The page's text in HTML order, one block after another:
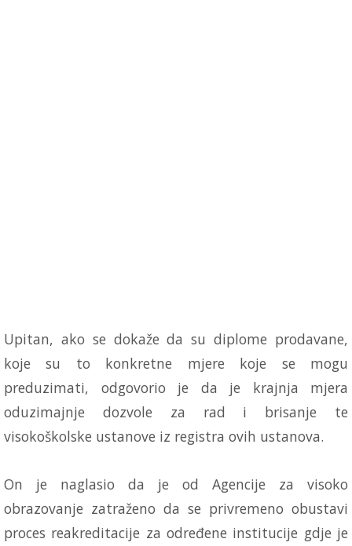
Upitan, ako se dokaže da su diplome prodavane,
koje su to konkretne mjere koje se mogu
preduzimati, odgovorio je da je krajnja mjera
oduzimajnje dozvole za rad i brisanje te
visokoškolske ustanove iz registra ovih ustanova.
On je naglasio da je od Agencije za visoko
obrazovanje zatraženo da se privremeno obustavi
proces reakreditacije za određene institucije gdje je